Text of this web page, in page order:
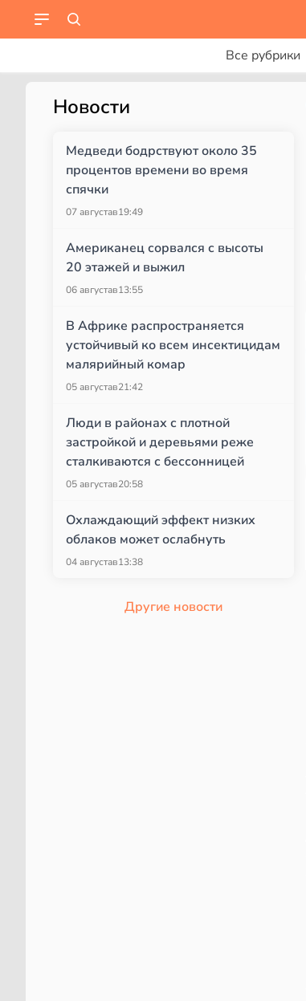
Все рубрики
Новости
Медведи бодрствуют около 35
процентов времени во время
спячки
07 августав19:49
Американец сорвался с высоты
20 этажей и выжил
06 августав13:55
В Африке распространяется
устойчивый ко всем инсектицидам
малярийный комар
05 августав21:42
Люди в районах с плотной
застройкой и деревьями реже
сталкиваются с бессонницей
05 августав20:58
Охлаждающий эффект низких
облаков может ослабнуть
04 августав13:38
Другие новости